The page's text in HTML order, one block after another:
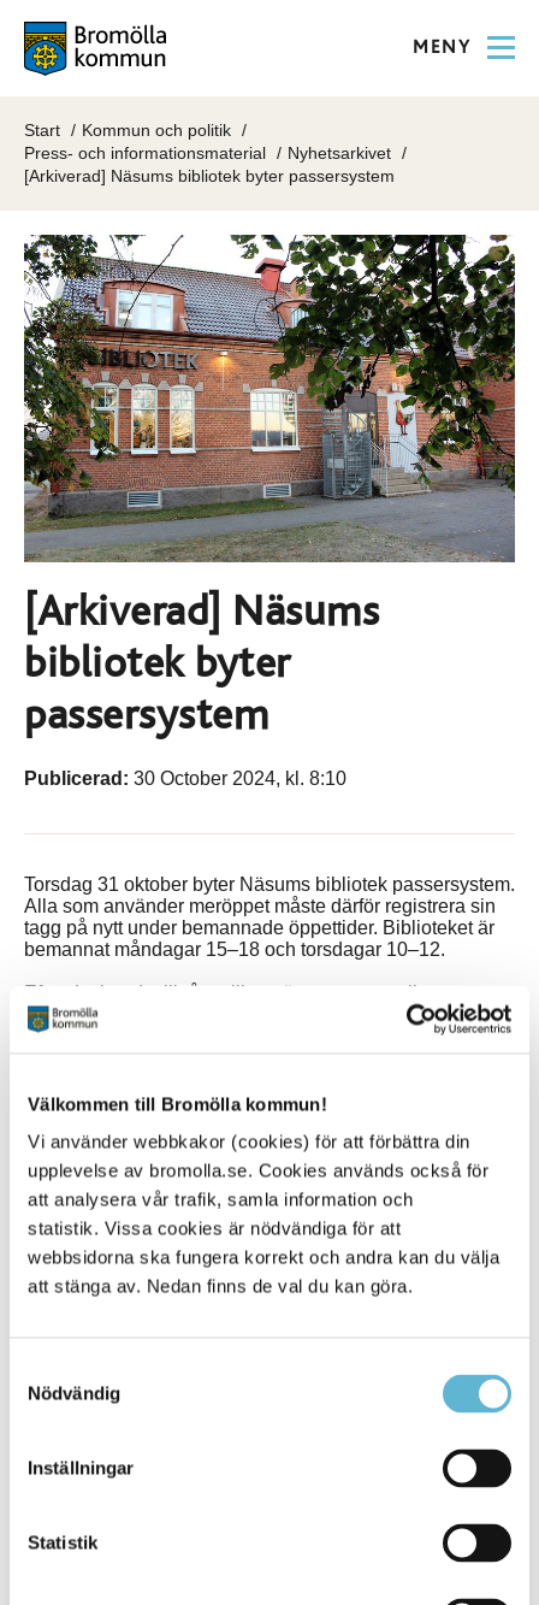
Välkommen till Bromölla kommun!
Vi använder webbkakor (cookies) för att förbättra din
upplevelse av bromolla.se. Cookies används också för
att analysera vår trafik, samla information och
statistik. Vissa cookies är nödvändiga för att
webbsidorna ska fungera korrekt och andra kan du välja
att stänga av. Nedan finns de val du kan göra.
Nödvändig
Inställningar
Statistik
MENY
Start
Kommun och politik
Press- och informationsmaterial
Nyhetsarkivet
[Arkiverad] Näsums bibliotek byter passersystem
[Arkiverad] Näsums
bibliotek byter
passersystem
Publicerad: 30 October 2024, kl. 8:10
Torsdag 31 oktober byter Näsums bibliotek passersystem.
Alla som använder meröppet måste därför registrera sin
tagg på nytt under bemannade öppettider. Biblioteket är
bemannat måndagar 15–18 och torsdagar 10–12.
Efter det har du tillgång till meröppet som vanligt.
Bibliotekens öppettider finns på SNOKA bibliotek
Sidan senast uppdaterad:den 14 November 2024
Tipsa och dela sidan
Kommentera
Skriv ut